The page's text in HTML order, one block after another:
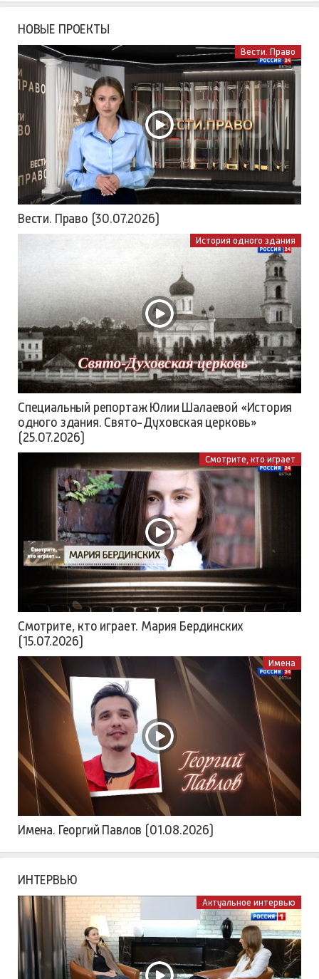
НОВЫЕ ПРОЕКТЫ
Вести. Право
Вести. Право (30.07.2026)
История одного здания
Специальный репортаж Юлии Шалаевой «История
одного здания. Свято-Духовская церковь»
(25.07.2026)
Смотрите, кто играет
Смотрите, кто играет. Мария Бердинских
(15.07.2026)
Имена
Имена. Георгий Павлов (01.08.2026)
ИНТЕРВЬЮ
Актуальное интервью